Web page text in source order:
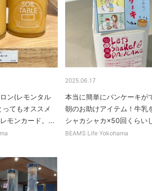
ン(レモンタル
ってもオススメ
モンカード。...
2025.06.17
本当に簡単にパンケーキが
朝のお助けアイテム！牛乳
シャカシャカ×50回くらい
BEAMS Life Yokohama